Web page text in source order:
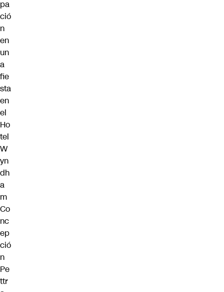
pa
ció
n
en
un
a
fie
sta
en
el
Ho
tel
W
yn
dh
a
m
Co
nc
ep
ció
n
Pe
ttr